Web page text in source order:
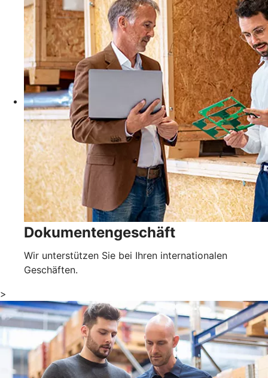
Dokumentengeschäft
Wir unterstützen Sie bei Ihren internationalen
Geschäften.
>